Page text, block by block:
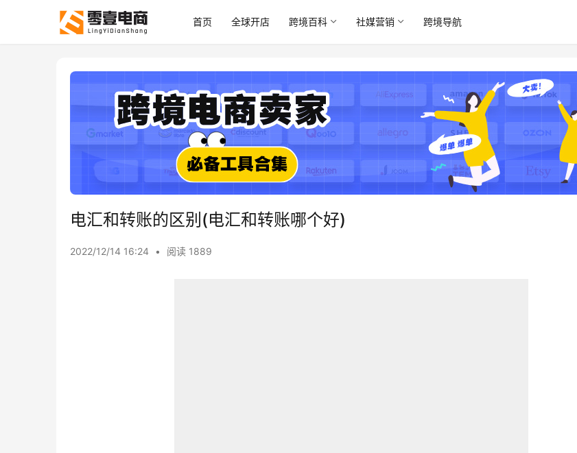
首页 全球开店 跨境百科 社媒营销 跨境导航
电汇和转账的区别(电汇和转账哪个好)
2022/12/14 16:24 • 阅读 1889